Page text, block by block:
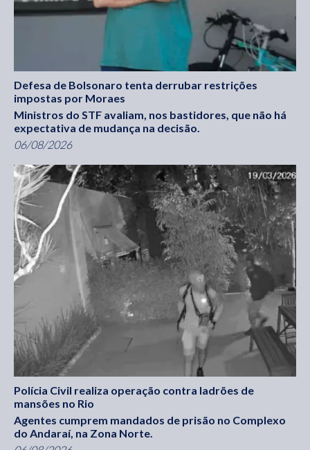
Defesa de Bolsonaro tenta derrubar restrições
impostas por Moraes
Ministros do STF avaliam, nos bastidores, que não há
expectativa de mudança na decisão.
06/08/2026
Polícia Civil realiza operação contra ladrões de
mansões no Rio
Agentes cumprem mandados de prisão no Complexo
do Andaraí, na Zona Norte.